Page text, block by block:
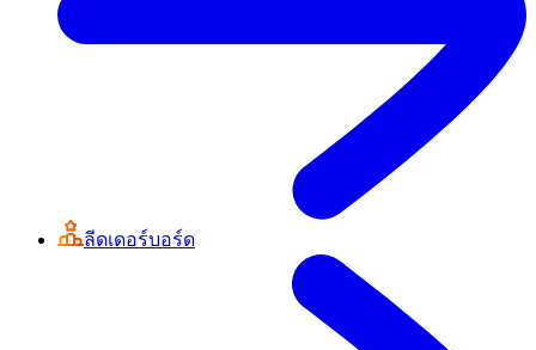
ลีดเดอร์บอร์ด